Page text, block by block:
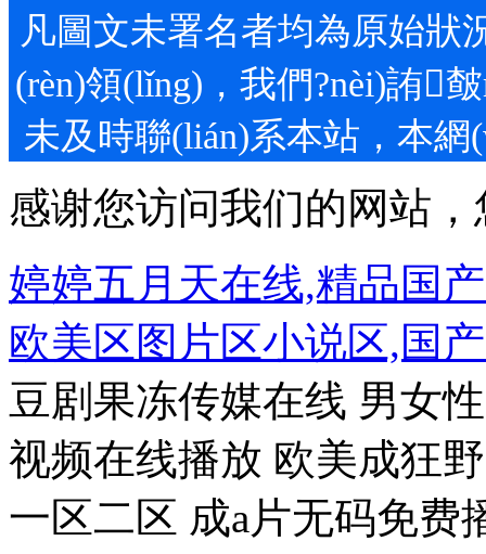
凡圖文未署名者均為原始狀
(rèn)領(lǐng)，我們?nèi)詴
未及時聯(lián)系本站，本
感谢您访问我们的网站
婷婷五月天在线,精品国
欧美区图片区小说区,国